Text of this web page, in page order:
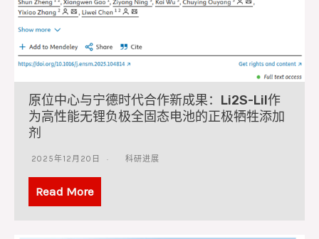
原位中心与宁德时代合作新成果：Li2S-LiI作
为高性能无锂负极全固态电池的正极牺牲添加
剂
2025年12月20日 科研进展
Read More